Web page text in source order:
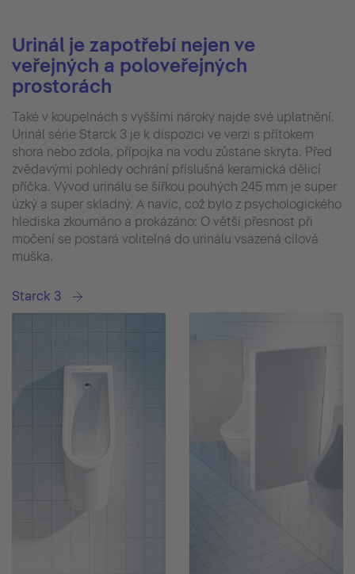
Urinál je zapotřebí nejen ve
veřejných a poloveřejných
prostorách
Také v koupelnách s vyššími nároky najde své uplatnění.
Urinál série Starck 3 je k dispozici ve verzi s přítokem
shora nebo zdola, přípojka na vodu zůstane skryta. Před
zvědavými pohledy ochrání příslušná keramická dělicí
příčka. Vývod urinálu se šířkou pouhých 245 mm je super
úzký a super skladný. A navíc, což bylo z psychologického
hlediska zkoumáno a prokázáno: O větší přesnost při
močení se postará volitelná do urinálu vsazená cílová
muška.
Starck 3